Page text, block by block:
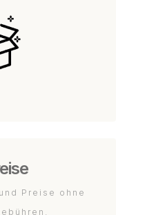
Preise ohne